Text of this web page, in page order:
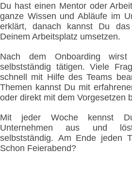
Du hast einen Mentor oder
ganze Wissen und Abläufe im
erklärt, danach kannst Du
Deinem Arbeitsplatz umsetzen.
Nach dem Onboarding
selbstständig tätigen. Viele
schnell mit Hilfe des Teams
Themen kannst Du mit
oder direkt mit dem Vorgesetzen
Mit jeder Woche kennst
Unternehmen aus und
selbstständig. Am Ende jeden
Schon Feierabend?